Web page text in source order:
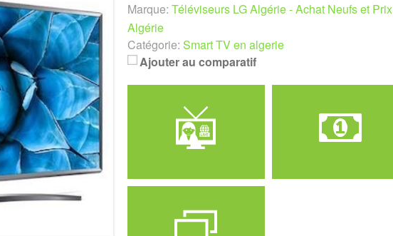
Marque: Téléviseurs LG Algérie - Achat Neufs et Prix
Algérie
Catégorie: Smart TV en algerie
Ajouter au comparatif
Marque